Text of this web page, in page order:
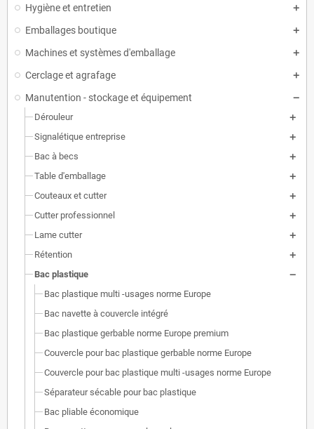
Hygiène et entretien
Emballages boutique
Machines et systèmes d'emballage
Cerclage et agrafage
Manutention - stockage et équipement
Dérouleur
Signalétique entreprise
Bac à becs
Table d'emballage
Couteaux et cutter
Cutter professionnel
Lame cutter
Rétention
Bac plastique
Bac plastique multi -usages norme Europe
Bac navette à couvercle intégré
Bac plastique gerbable norme Europe premium
Couvercle pour bac plastique gerbable norme Europe
Couvercle pour bac plastique multi -usages norme Europe
Séparateur sécable pour bac plastique
Bac pliable économique